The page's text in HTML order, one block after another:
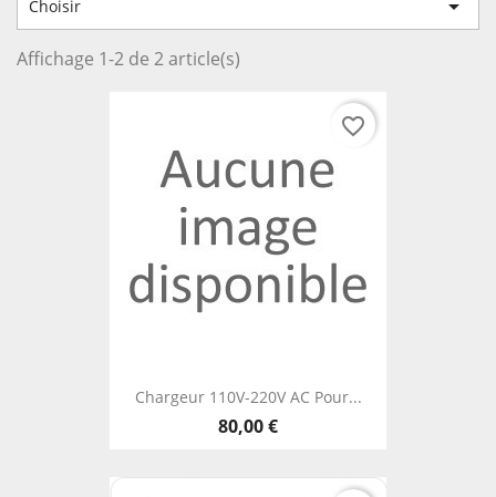
Choisir 
Affichage 1-2 de 2 article(s)
Chargeur 110V-220V AC Pour...
80,00 €
favorite_border